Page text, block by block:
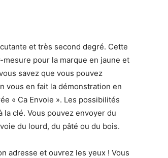
et très second degré. Cette
pour la marque en jaune et
savez que vous pouvez
vous en fait la démonstration en
« Ca Envoie ». Les possibilités
clé. Vous pouvez envoyer du
du lourd, du pâté ou du bois.
adresse et ouvrez les yeux ! Vous